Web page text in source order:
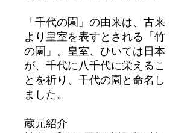
「千代の園」の由来は、古来
より皇室を表すとされる「竹
の園」。皇室、ひいては日本
が、千代に八千代に栄えるこ
とを祈り、千代の園と命名し
ました。
蔵元紹介